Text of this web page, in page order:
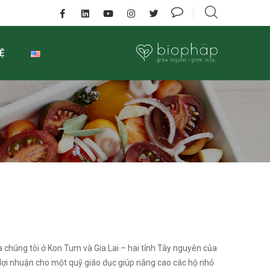
tôi ở Kon Tum và Gia Lai – hai tỉnh Tây nguyên của
nhuận cho một quỹ giáo dục giúp nâng cao các hộ nhỏ